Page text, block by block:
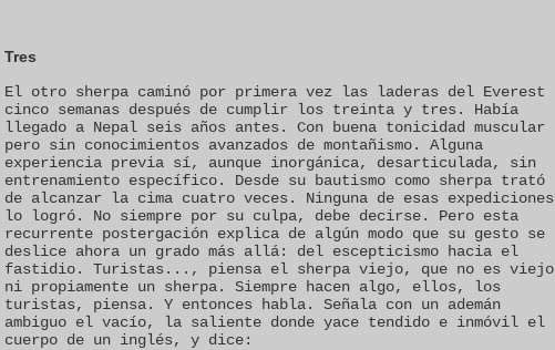
Tres
El otro sherpa caminó por primera vez las laderas del Everest
cinco semanas después de cumplir los treinta y tres. Había
llegado a Nepal seis años antes. Con buena tonicidad muscular
pero sin conocimientos avanzados de montañismo. Alguna
experiencia previa sí, aunque inorgánica, desarticulada, sin
entrenamiento específico. Desde su bautismo como sherpa trató
de alcanzar la cima cuatro veces. Ninguna de esas expediciones
lo logró. No siempre por su culpa, debe decirse. Pero esta
recurrente postergación explica de algún modo que su gesto se
deslice ahora un grado más allá: del escepticismo hacia el
fastidio. Turistas..., piensa el sherpa viejo, que no es viejo
ni propiamente un sherpa. Siempre hacen algo, ellos, los
turistas, piensa. Y entonces habla. Señala con un ademán
ambiguo el vacío, la saliente donde yace tendido e inmóvil el
cuerpo de un inglés, y dice: